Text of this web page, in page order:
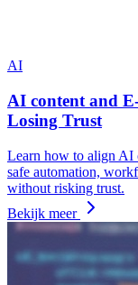
AI
AI content and
Losing Trust
Learn how to align AI
safe automation,
without risking trust.
Bekijk meer